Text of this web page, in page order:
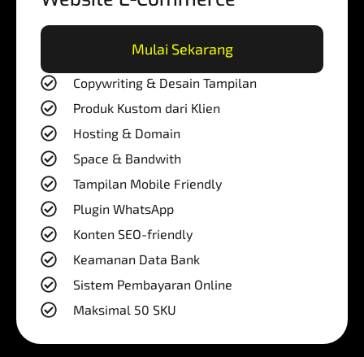
Mulai Sekarang
Copywriting & Desain Tampilan
Produk Kustom dari Klien
Hosting & Domain
Space & Bandwith
Tampilan Mobile Friendly
Plugin WhatsApp
Konten SEO-friendly
Keamanan Data Bank
Sistem Pembayaran Online
Maksimal 50 SKU